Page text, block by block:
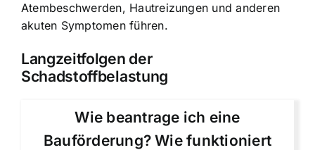
Atembeschwerden, Hautreizungen und anderen
akuten Symptomen führen.
Langzeitfolgen der
Schadstoffbelastung
Wie beantrage ich eine
Bauförderung? Wie funktioniert